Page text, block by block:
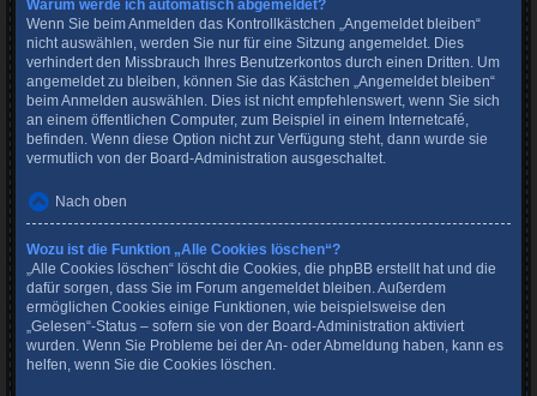
Warum werde ich automatisch abgemeldet?
Wenn Sie beim Anmelden das Kontrollkästchen „Angemeldet bleiben“
nicht auswählen, werden Sie nur für eine Sitzung angemeldet. Dies
verhindert den Missbrauch Ihres Benutzerkontos durch einen Dritten. Um
angemeldet zu bleiben, können Sie das Kästchen „Angemeldet bleiben“
beim Anmelden auswählen. Dies ist nicht empfehlenswert, wenn Sie sich
an einem öffentlichen Computer, zum Beispiel in einem Internetcafé,
befinden. Wenn diese Option nicht zur Verfügung steht, dann wurde sie
vermutlich von der Board-Administration ausgeschaltet.
Nach oben
Wozu ist die Funktion „Alle Cookies löschen“?
„Alle Cookies löschen“ löscht die Cookies, die phpBB erstellt hat und die
dafür sorgen, dass Sie im Forum angemeldet bleiben. Außerdem
ermöglichen Cookies einige Funktionen, wie beispielsweise den
„Gelesen“-Status – sofern sie von der Board-Administration aktiviert
wurden. Wenn Sie Probleme bei der An- oder Abmeldung haben, kann es
helfen, wenn Sie die Cookies löschen.